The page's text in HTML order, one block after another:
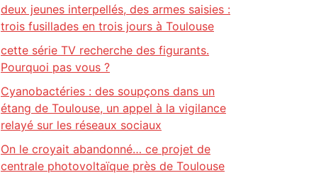
deux jeunes interpellés, des armes saisies :
trois fusillades en trois jours à Toulouse
cette série TV recherche des figurants.
Pourquoi pas vous ?
Cyanobactéries : des soupçons dans un
étang de Toulouse, un appel à la vigilance
relayé sur les réseaux sociaux
On le croyait abandonné… ce projet de
centrale photovoltaïque près de Toulouse